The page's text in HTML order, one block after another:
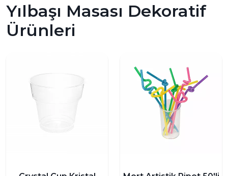
Yılbaşı Masası Dekoratif
Ürünleri